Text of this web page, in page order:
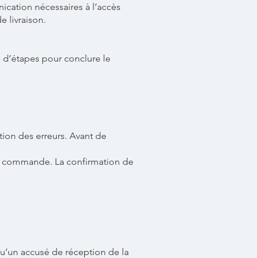
nécessaires à l’accès
livraison.
pour conclure le
des erreurs. Avant de
La confirmation de
accusé de réception de la